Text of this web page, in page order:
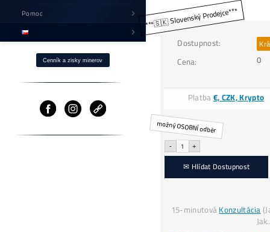
❗Jak to FUNGUJE? (těžba / koupě)
Jak získat BTC -40% Levněji?
Fotovoltaika a Těžba
Ostatní produkty
⌂ Firma – O nás